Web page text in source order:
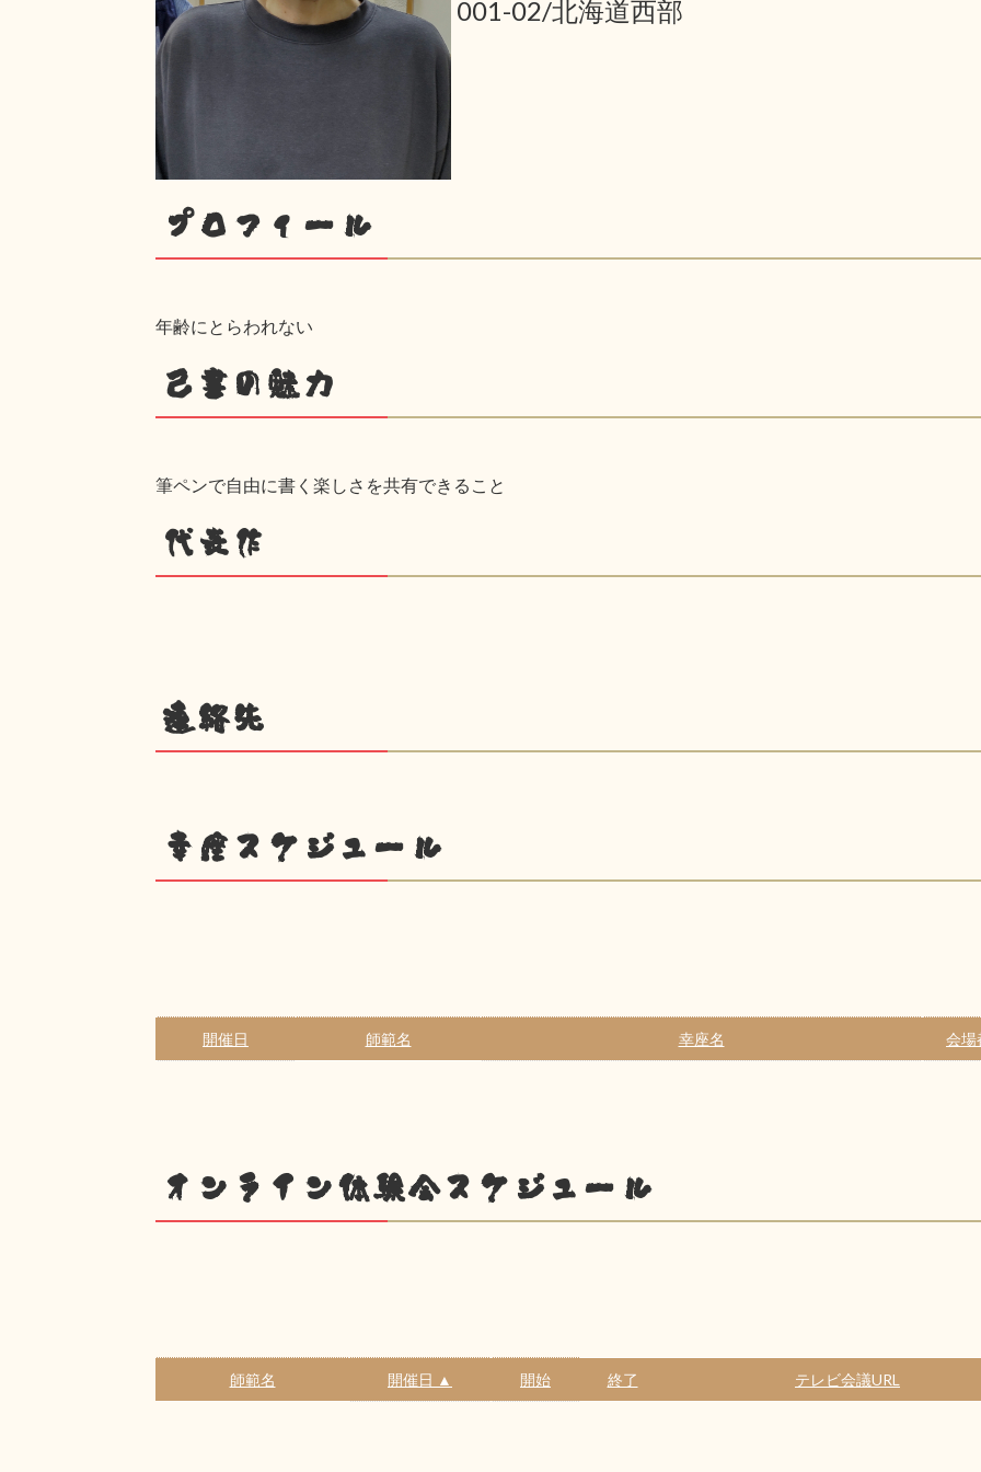
001-02/北海道西部
プロフィール
年齢にとらわれない
己書の魅力
筆ペンで自由に書く楽しさを共有できること
代表作
連絡先
幸座スケジュール
開催日 師範名 幸座名 会場
オンライン体験会スケジュール
師範名 開催日 ▲ 開始 終了 テレビ会議URL